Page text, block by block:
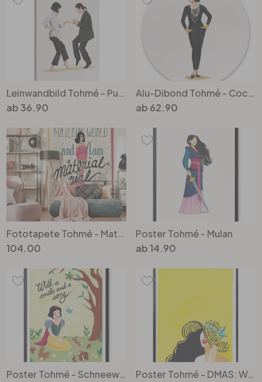
Leinwandbild Tohmé - Pulp Fiction
ab36.90
Alu-Dibond Tohmé - Coco - Rund
ab 62.90
Fototapete Tohmé - Material Girl - 192x260cm
104.00
Poster Tohmé - Mulan
ab14.90
Poster Tohmé - Schneewittchen
Poster Tohmé - DMAS: Walking on Sunshine